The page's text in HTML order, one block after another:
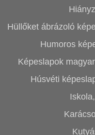
Hüllőket ábrázoló
Humoros
Képeslapok
Húsvéti